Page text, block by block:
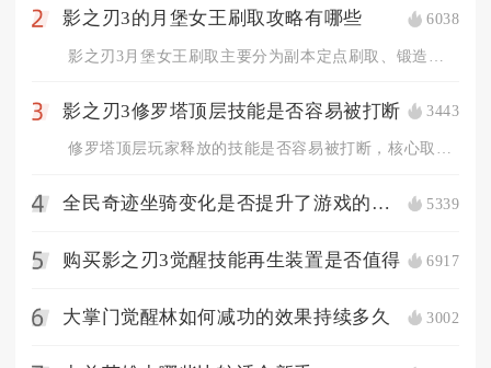
2 影之刃3的月堡女王刷取攻略有哪些 6038
3 影之刃3修罗塔顶层技能是否容易被打断 3443
4 全民奇迹坐骑变化是否提升了游戏的视觉效果 5339
5 购买影之刃3觉醒技能再生装置是否值得 6917
6 大掌门觉醒林如何减功的效果持续多久 3002